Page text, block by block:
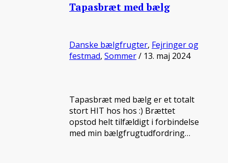
Tapasbræt med bælg
Danske bælgfrugter, Fejringer og
festmad, Sommer/ 13. maj 2024
Tapasbræt med bælg er et totalt
stort HIT hos hos :) Brættet
opstod helt tilfældigt i forbindelse
med min bælgfrugtudfordring…